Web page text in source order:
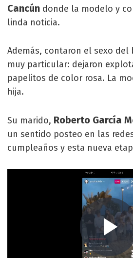
Cancún donde la modelo y
linda noticia.
Además, contaron el sexo del
muy particular: dejaron
papelitos de color rosa. La
hija.
Su marido, Roberto García
un sentido posteo en las
cumpleaños y esta nueva